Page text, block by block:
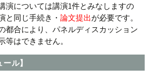
演については講演1件とみなしますの
と同じ手続き・論文提出が必要です。
都合により、パネルディスカッション
等はできません。
ル】